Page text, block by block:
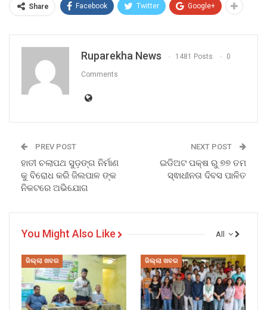
Share Facebook Twitter Google+
Ruparekha News 1481 Posts 0
Comments
PREV POST
ହାତୀ ଚଲାପଥ ସୁଡ଼ଙ୍ଗ ନିର୍ମାଣ
କୁ ବିରୋଧ କରି ଜିଲପାଳ ଙ୍କ
ନିକଟରେ ଅଭିଯୋଗ
NEXT POST
ଇଡିଅଟ ପକ୍ଷ ରୁ ୭୭ ତମ
ସ୍ଵାଧୀନତା ଦିବସ ପାଳିତ
All
You Might Also Like
ଜିଲ୍ଲା ଖବର ଜିଲ୍ଲା ଖବର